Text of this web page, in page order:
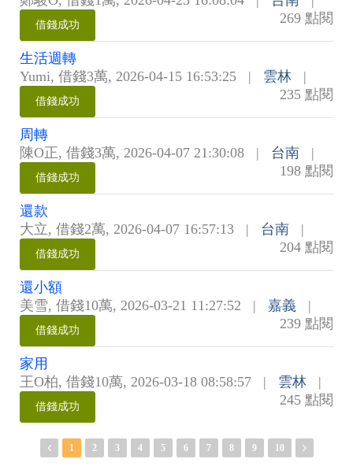
269 點閱
借錢成功
生活週轉
Yumi, 借錢3萬, 2026-04-15 16:53:25 |
雲林
235 點閱
|
借錢成功
周轉
陳O正, 借錢3萬, 2026-04-07 21:30:08 |
台南
198 點閱
|
借錢成功
還款
大立, 借錢2萬, 2026-04-07 16:57:13 |
台南
204 點閱
|
借錢成功
還小額
美雪, 借錢10萬, 2026-03-21 11:27:52 |
嘉義
239 點閱
|
借錢成功
家用
王O柏, 借錢10萬, 2026-03-18 08:58:57 |
雲林
245 點閱
|
借錢成功
1 2 3 4 5 6 7 8 9 10